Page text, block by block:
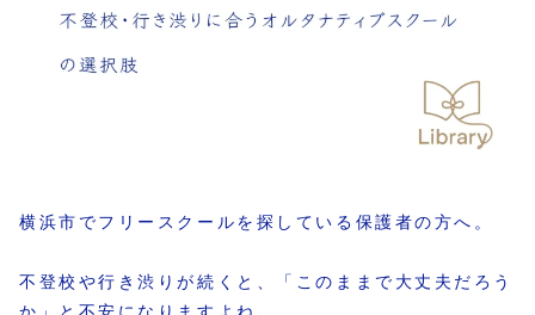
横浜市でフリースクールを探している保護者の方へ。
不登校や行き渋りが続くと、「このままで大丈夫だろう